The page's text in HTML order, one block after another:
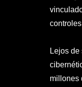
Lejos
millones